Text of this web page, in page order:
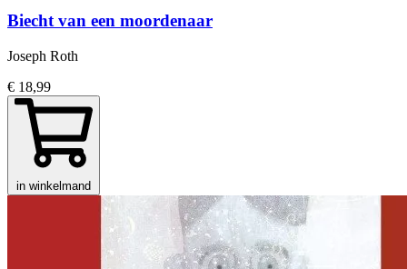
Biecht van een moordenaar
Joseph Roth
€ 18,99
in winkelmand